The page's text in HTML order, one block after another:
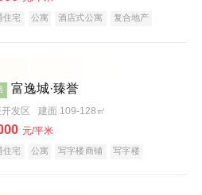
住宅 公寓 酒店式公寓 复合地产
富逸城·臻誉
发区 建面 109-128㎡
元/平米
住宅 公寓 写字楼商铺
写字楼